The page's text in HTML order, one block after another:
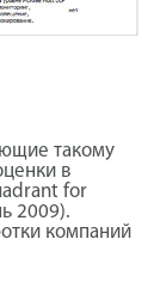
такому
в
for
2009).
компаний